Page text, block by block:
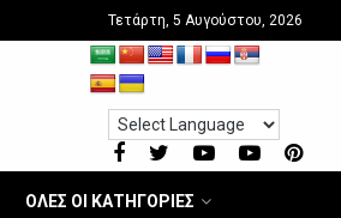
Τετάρτη, 5 Αυγούστου, 2026
ΟΛΕΣ ΟΙ ΚΑΤΗΓΟΡΙΕΣ